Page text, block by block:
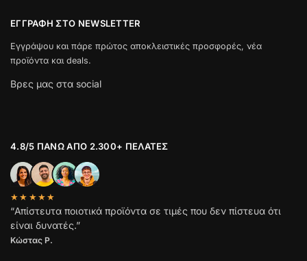
ΕΓΓΡΑΦΉ ΣΤΟ NEWSLETTER
Εγγράψου και πάρε πρώτος αποκλειστικές προσφορές, νέα
προϊόντα και deals.
Βρες μας στα social
4.8/5 ΠΆΝΩ ΑΠΌ 2.300+ ΠΕΛΆΤΕΣ
★★★★★
“Απίστευτα ποιοτικά προϊόντα σε τιμές που δεν πίστευα ότι
είναι δυνατές.”
Κώστας Ρ.